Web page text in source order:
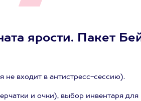
ярости. Пакет
не входит в антистресс-сессию).
и очки), выбор инвентаря